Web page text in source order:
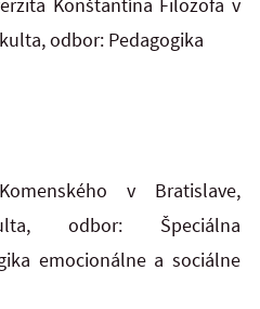
odbor: Pedagogika
v Bratislave,
odbor: Špeciálna
emocionálne a sociálne